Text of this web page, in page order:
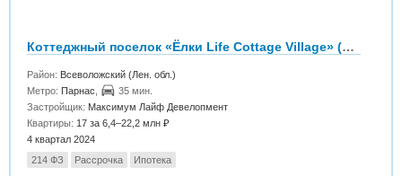
Коттеджный поселок «Ёлки Life Cottage Village» (Ёлки Лайф Коттэдж Вилладж)
Район: Всеволожский (Лен. обл.)
Метро: Парнас
35 мин.
Застройщик: Максимум Лайф Девелопмент
Квартиры: 17 за 6,4–22,2 млн ₽
4 квартал 2024
214 ФЗ
Рассрочка Ипотека